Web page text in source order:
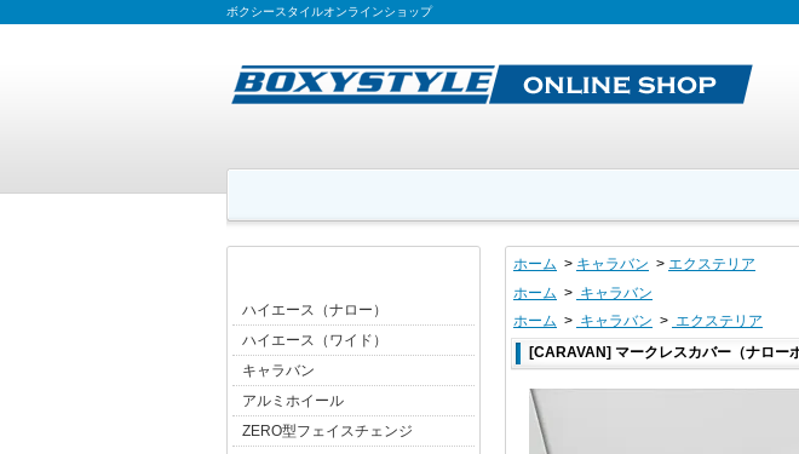
ボクシースタイルオンラインショップ
ハイエース（ナロー）
ハイエース（ワイド）
キャラバン
アルミホイール
ZERO型フェイスチェンジ
ホーム > キャラバン > エクステリア
ホーム > キャラバン
ホーム > キャラバン > エクステリア
[CARAVAN] マークレスカバー（ナロー